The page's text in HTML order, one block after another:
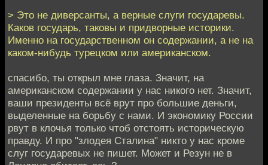
> Это не диверсанты, а верные слуги государевы.
Каков государь, таковы и придворные историки.
Именно на государственном он содержании, а не на
каком-нибудь турецком или американском.
спасибо, ты открыл мне глаза. Значит, на
американском содержании у нас никого нет. Значит,
ваши президенты всё врут про большие деньги,
выделенные на борьбу с нами. И экономику России
рвут в клочья только чтоб отстоять историческую
правду. И про "злодея Сталина" никто у нас кроме
слуг государевых не пишет. Может и Резун не в